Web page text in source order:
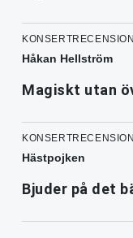
Håkan Hellström
Magiskt utan
Hästpojken
Bjuder på det